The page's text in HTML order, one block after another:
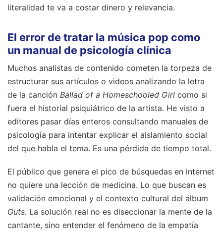
literalidad te va a costar dinero y relevancia.
El error de tratar la música pop como
un manual de psicología clínica
Muchos analistas de contenido cometen la torpeza de
estructurar sus artículos o videos analizando la letra
de la canción Ballad of a Homeschooled Girl como si
fuera el historial psiquiátrico de la artista. He visto a
editores pasar días enteros consultando manuales de
psicología para intentar explicar el aislamiento social
del que habla el tema. Es una pérdida de tiempo total.
El público que genera el pico de búsquedas en internet
no quiere una lección de medicina. Lo que buscan es
validación emocional y el contexto cultural del álbum
Guts. La solución real no es diseccionar la mente de la
cantante, sino entender el fenómeno de la empatía